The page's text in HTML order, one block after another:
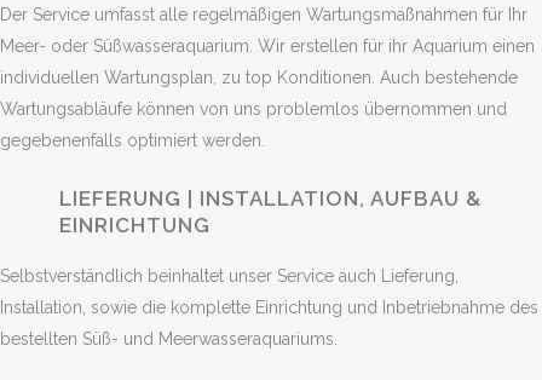
Der Service umfasst alle regelmäßigen Wartungsmaßnahmen für Ihr
Meer- oder Süßwasseraquarium. Wir erstellen für ihr Aquarium einen
individuellen Wartungsplan, zu top Konditionen. Auch bestehende
Wartungsabläufe können von uns problemlos übernommen und
gegebenenfalls optimiert werden.
LIEFERUNG | INSTALLATION, AUFBAU &
EINRICHTUNG
Selbstverständlich beinhaltet unser Service auch Lieferung,
Installation, sowie die komplette Einrichtung und Inbetriebnahme des
bestellten Süß- und Meerwasseraquariums.